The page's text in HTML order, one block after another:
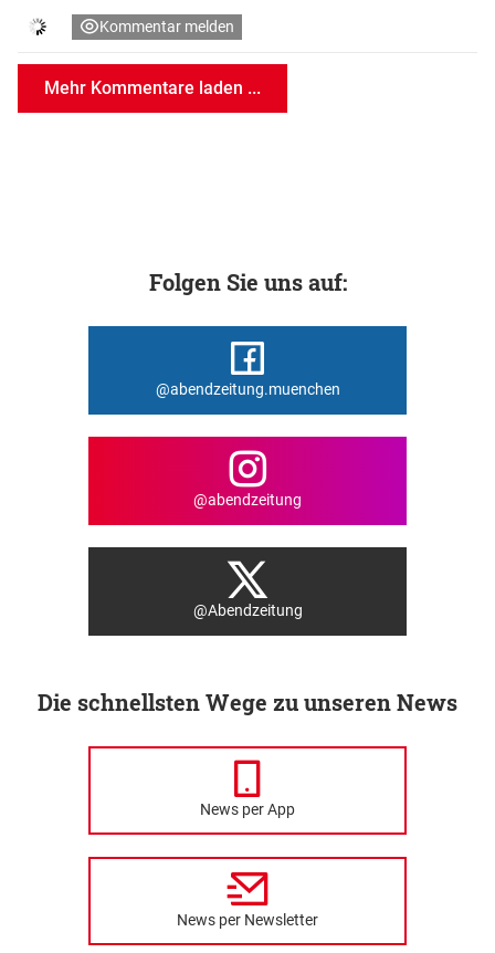
Kommentar melden
Mehr Kommentare laden ...
Folgen Sie uns auf:
@abendzeitung.muenchen
@abendzeitung
@Abendzeitung
Die schnellsten Wege zu unseren News
News per App
News per Newsletter